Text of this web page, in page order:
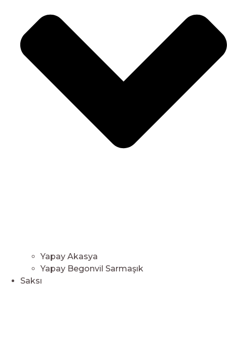
Yapay Akasya
Yapay Begonvil Sarmaşık
Saksı